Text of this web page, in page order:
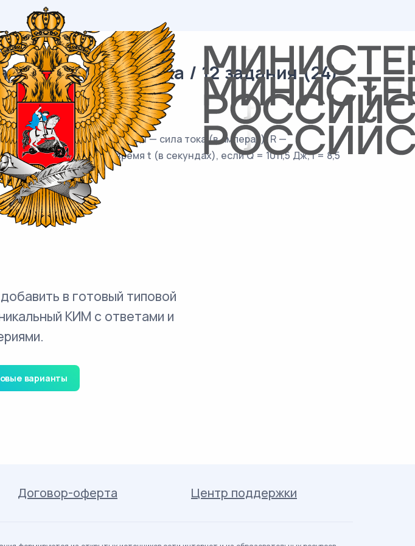
ОГЭ / Математика / 12 задания (24)
теплоты (в джоулях), I — сила тока (в амперах), R —
формулой, найдите время t (в секундах), если Q = 1011,5 Дж, I = 8,5
в готовый типовой
КИМ с ответами и
варианты
Договор-оферта Центр поддержки